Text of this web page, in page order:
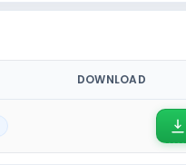
DOWNLOAD